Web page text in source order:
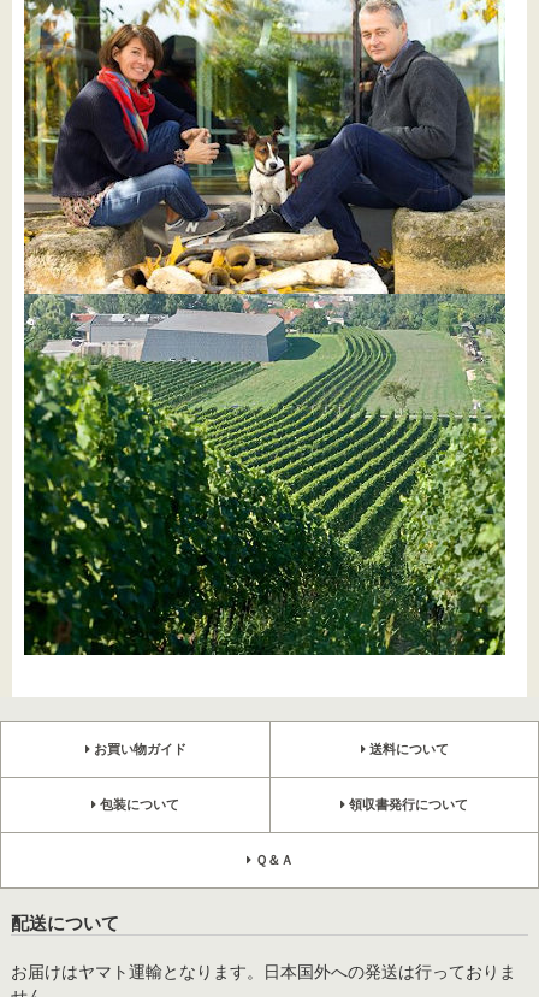
お買い物ガイド 送料について
包装について 領収書発行について
Ｑ＆Ａ
配送について
お届けはヤマト運輸となります。日本国外への発送は行っておりま